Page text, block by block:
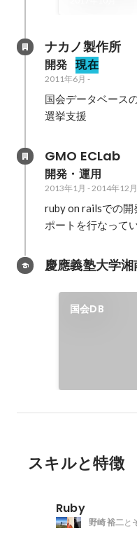
ナカノ製作所
開発 現在
2011年6月 -
国会データベース
選挙支援
GMO ECLab
開発・運用
2013年1月 - 2014年12月
ruby on railsでの
ポートを行なって
慶應義塾大学
国会DB
スキルと特徴
Ruby
野崎 裕二 と